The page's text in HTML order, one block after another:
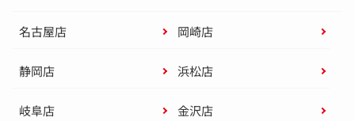
名古屋店 岡崎店
静岡店 浜松店
岐阜店 金沢店